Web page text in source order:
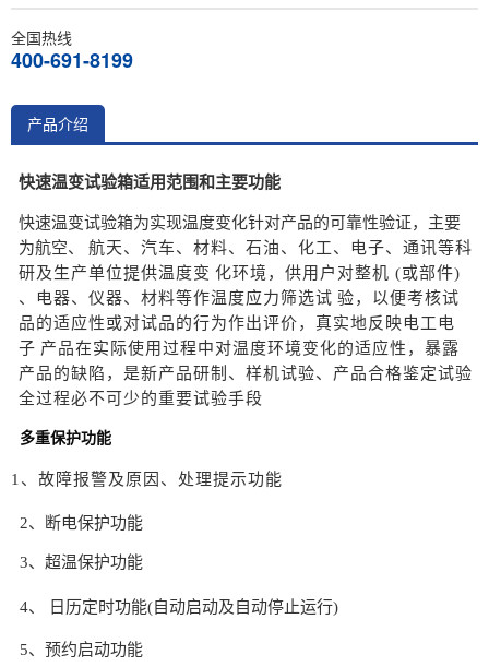
全国热线
400-691-8199
产品介绍
快速温变试验箱适用范围和主要功能
快速温变试验箱为实现温度变化针对产品的可靠性验证，主要
为航空、
航天、 汽车、材料、石油、化工、电子、通讯等科
研及生产单位提供温度变 化环境，供用户对整机 (或部件)
、电器、仪器、材料等作温度应力筛选试 验， 以便考核试
品的适应性或对试品的行为作出评价，真实地反映电工电
子 产品在实际使用过程中对温度环境变化的适应性，暴露
产品的缺陷，是新产品研制 、样机试验、产品合格鉴定试验
全过程必不可少的重要试验手段
多重保护功能
1、故障报警及原因、处理提示功能
2、断电保护功能
3、超温保护功能
4、 日历定时功能(自动启动及自动停止运行)
5、预约启动功能